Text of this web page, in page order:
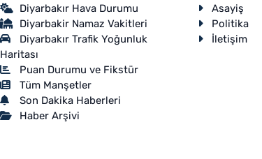
Diyarbakır Hava Durumu
Diyarbakir Namaz Vakitleri
Diyarbakır Trafik Yoğunluk
Haritası
Puan Durumu ve Fikstür
Tüm Manşetler
Son Dakika Haberleri
Haber Arşivi
Asayiş
Politika
İletişim